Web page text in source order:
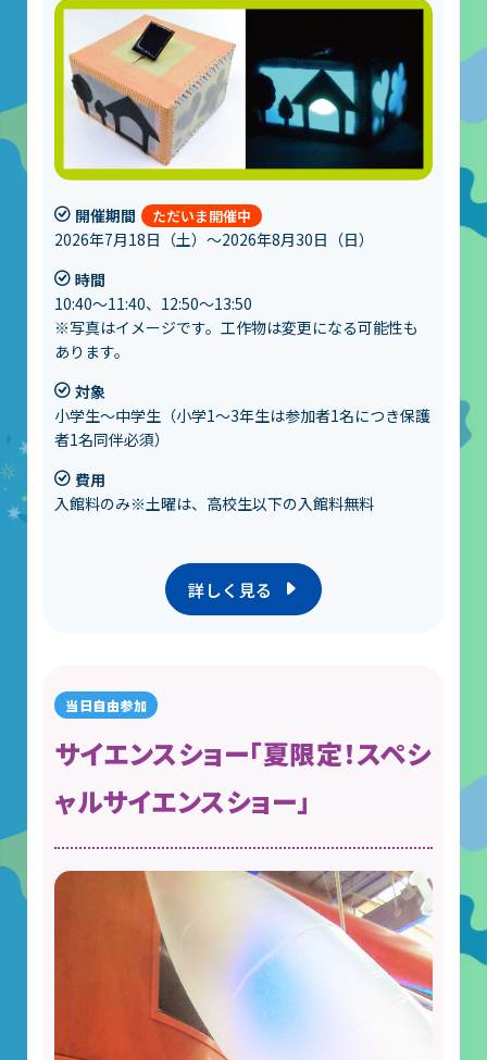
開催期間
2026年7月18日（土）～2026年8月30日（日）
時間
10:40～11:40、12:50～13:50
※写真はイメージです。工作物は変更になる可能性も
あります。
対象
小学生～中学生（小学1～3年生は参加者1名につき保護
者1名同伴必須）
費用
入館料のみ※土曜は、高校生以下の入館料無料
詳しく見る
サイエンスショー「夏限定！スペシ
ャルサイエンスショー」